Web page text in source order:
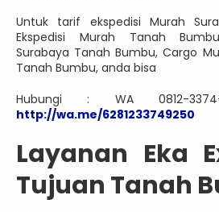
Untuk tarif ekspedisi Murah
Ekspedisi Murah Tanah
Surabaya Tanah Bumbu, Cargo
Tanah Bumbu, anda bisa
Hubungi : WA 0812-
http://wa.me/6281233749250
Layanan Eka
Tujuan Tanah